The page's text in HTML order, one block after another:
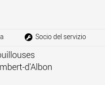
Socio del servizio
d'Albon